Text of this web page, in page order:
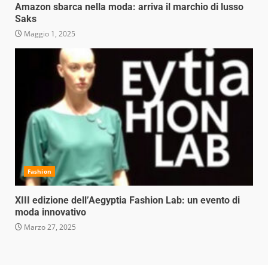
Amazon sbarca nella moda: arriva il marchio di lusso
Saks
Maggio 1, 2025
Fashion
XIII edizione dell’Aegyptia Fashion Lab: un evento di
moda innovativo
Marzo 27, 2025